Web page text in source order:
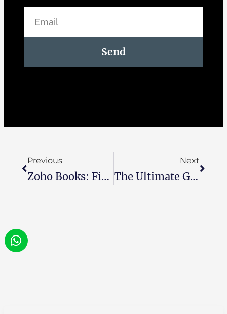
Send
Previous
Zoho Books: Financial Planning & Cash Flow For MENA Businesses
Next
The Ultimate Guide To Zoho Marketing Automation In MENA Region